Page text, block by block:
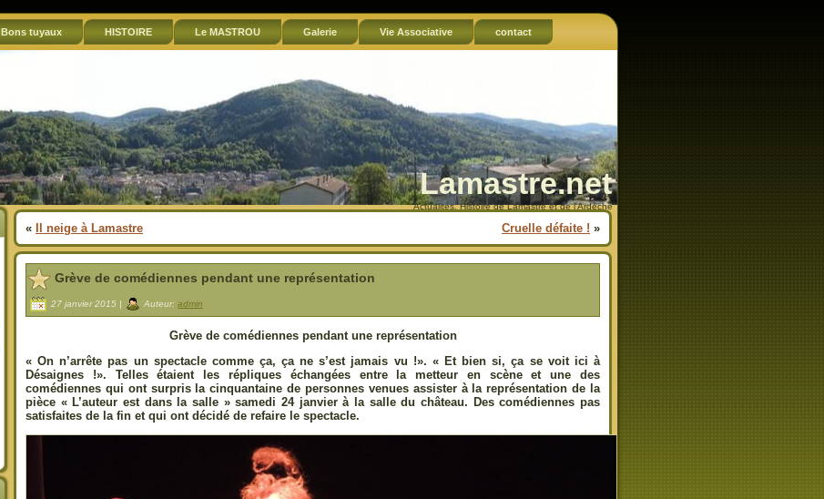
Bons tuyaux HISTOIRE Le MASTROU Galerie Vie Associative contact
Lamastre.net
Actualités, Histoire de Lamastre et de l'Ardèche
« Il neige à Lamastre Cruelle défaite ! »
Grève de comédiennes pendant une représentation
27 janvier 2015 | Auteur: admin
Grève de comédiennes pendant une représentation
« On n’arrête pas un spectacle comme ça, ça ne s’est jamais vu !». « Et bien si, ça se voit ici à
Désaignes !». Telles étaient les répliques échangées entre la metteur en scène et une des
comédiennes qui ont surpris la cinquantaine de personnes venues assister à la représentation de la
pièce « L’auteur est dans la salle » samedi 24 janvier à la salle du château. Des comédiennes pas
satisfaites de la fin et qui ont décidé de refaire le spectacle.